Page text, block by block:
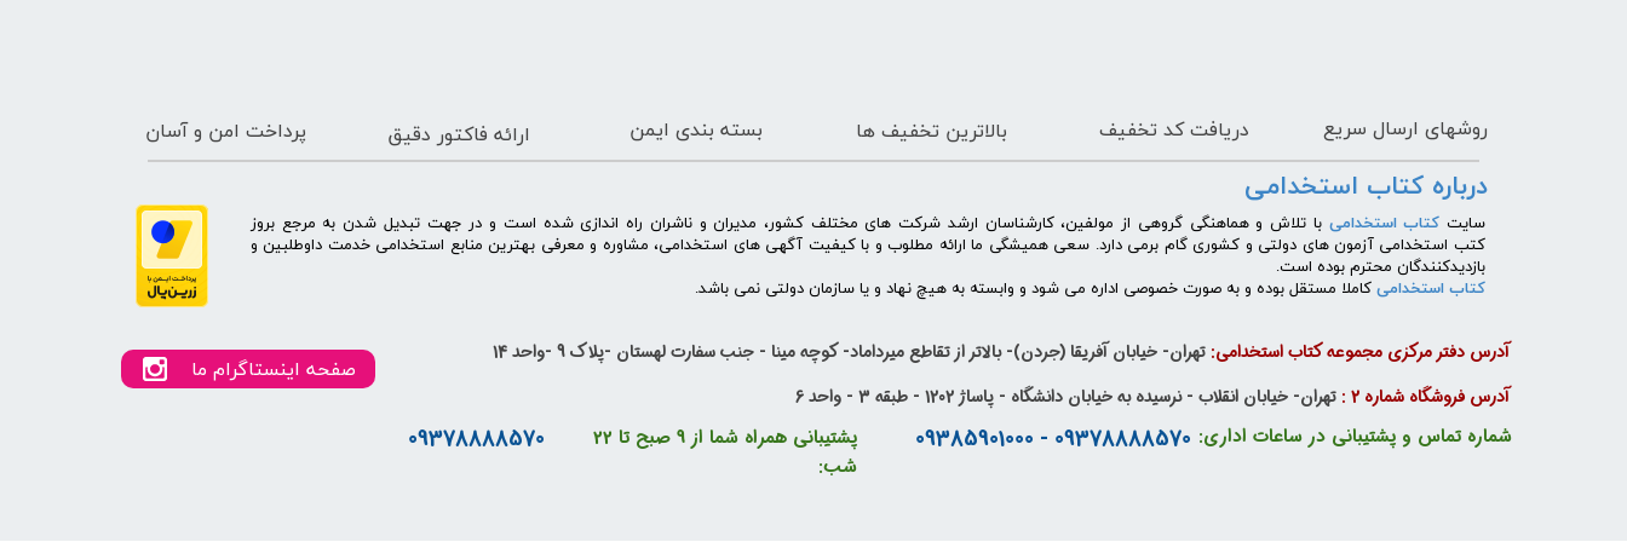
روشهای ارسال سریع دریافت کد تخفیف بالاترین تخفیف ها بسته بندی ایمن ارائه فاکتور دقیق پرداخت امن و آسان
درباره کتاب استخدامی
​سایت کتاب استخدامی با تلاش و هماهنگی گروهی از مولفین، کارشناسان ارشد شرکت های مختلف کشور، مدیران و ناشران راه اندازی شده است و در جهت تبدیل شدن به مرجع بروز
کتب استخدامی آزمون های دولتی و کشوری گام برمی دارد. سعی همیشگی ما ارائه مطلوب و با کیفیت آگهی های استخدامی، مشاوره و معرفی بهترین منابع استخدامی خدمت داوطلبین و
بازدیدکنندگان محترم بوده است.
کتاب استخدامی کاملا مستقل بوده و به صورت خصوصی اداره می شود و وابسته به هیچ نهاد و یا سازمان دولتی نمی باشد.
شماره تماس و پشتیبانی در ساعات اداری:
آدرس دفتر مرکزی مجموعه کتاب استخدامی:تهران- خیابان آفریقا (جردن)- بالاتر از تقاطع میرداماد- کوچه مینا - جنب سفارت لهستان -پلاک 9 -واحد 14
صفحه اینستاگرام ما
پشتیبانی همراه شما از 9 صبح تا 22
شب:
09378888570
آدرس فروشگاه شماره 2 : تهران- خیابان انقلاب - نرسیده به خیابان دانشگاه - پاساژ 1202 - طبقه 3 - واحد 6